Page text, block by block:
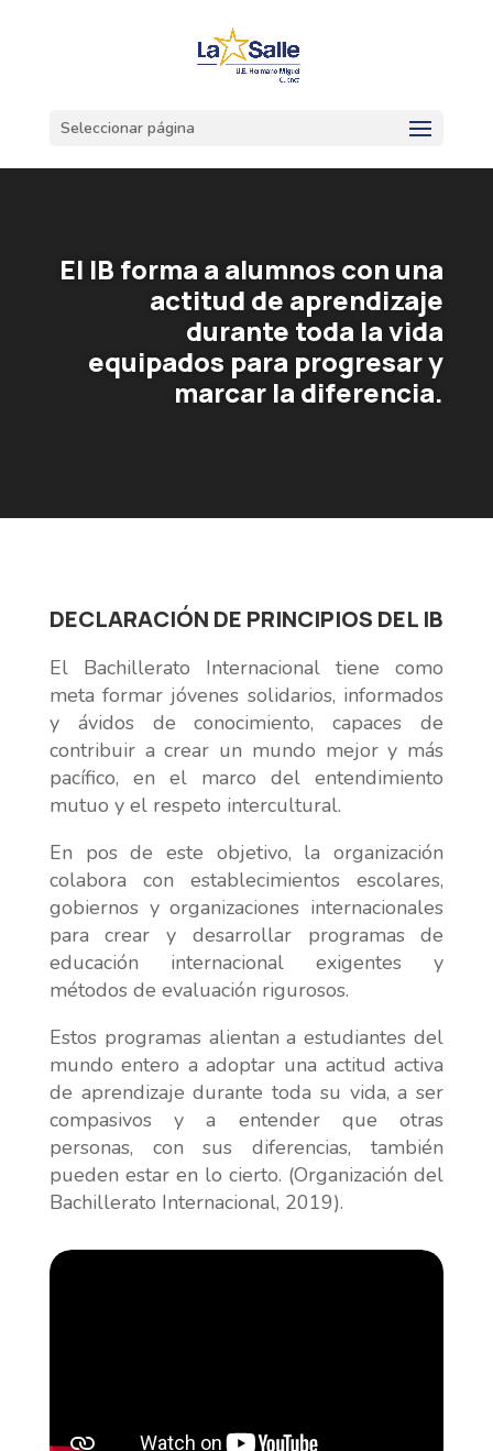
Seleccionar página
El IB forma a alumnos con una
actitud de aprendizaje
durante toda la vida
equipados para progresar y
marcar la diferencia.
DECLARACIÓN DE PRINCIPIOS DEL IB
El Bachillerato Internacional tiene como
meta formar jóvenes solidarios, informados
y ávidos de conocimiento, capaces de
contribuir a crear un mundo mejor y más
pacífico, en el marco del entendimiento
mutuo y el respeto intercultural.
En pos de este objetivo, la organización
colabora con establecimientos escolares,
gobiernos y organizaciones internacionales
para crear y desarrollar programas de
educación internacional exigentes y
métodos de evaluación rigurosos.
Estos programas alientan a estudiantes del
mundo entero a adoptar una actitud activa
de aprendizaje durante toda su vida, a ser
compasivos y a entender que otras
personas, con sus diferencias, también
pueden estar en lo cierto. (Organización del
Bachillerato Internacional, 2019).